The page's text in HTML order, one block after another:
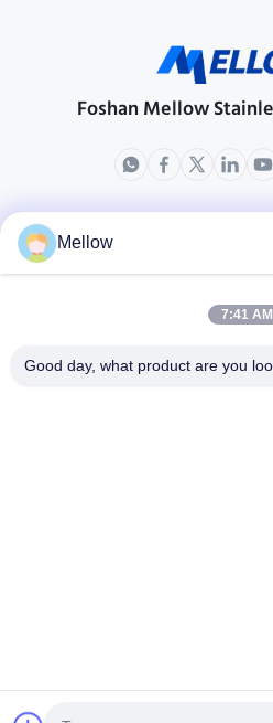
Foshan Mellow
produits
Politique en matière de protection de la vie
Mellow
7:41 AM
Good day, what product are you